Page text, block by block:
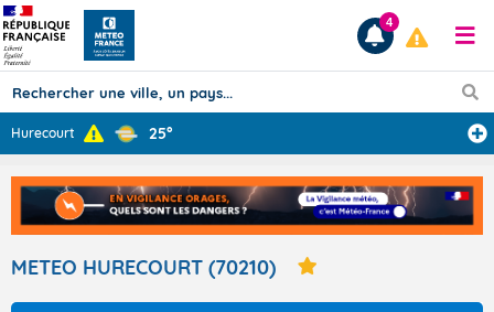
Prévisions
TOUS LES RÉSULTATS
Articles
4
Hurecourt 25°
METEO HURECOURT (70210)